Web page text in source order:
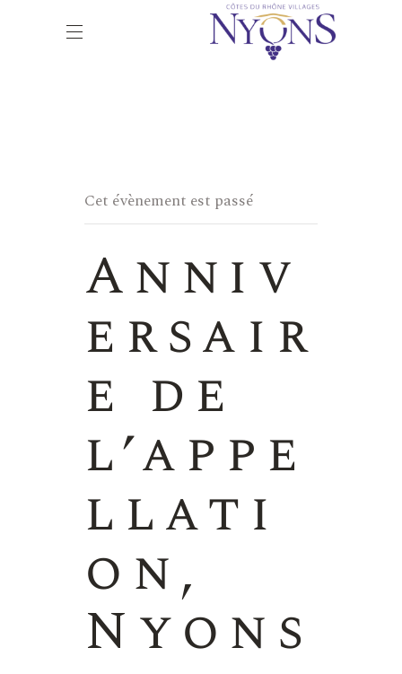
Cet évènement est passé
Anniv
ersair
e de
l’appe
llati
on,
Nyons